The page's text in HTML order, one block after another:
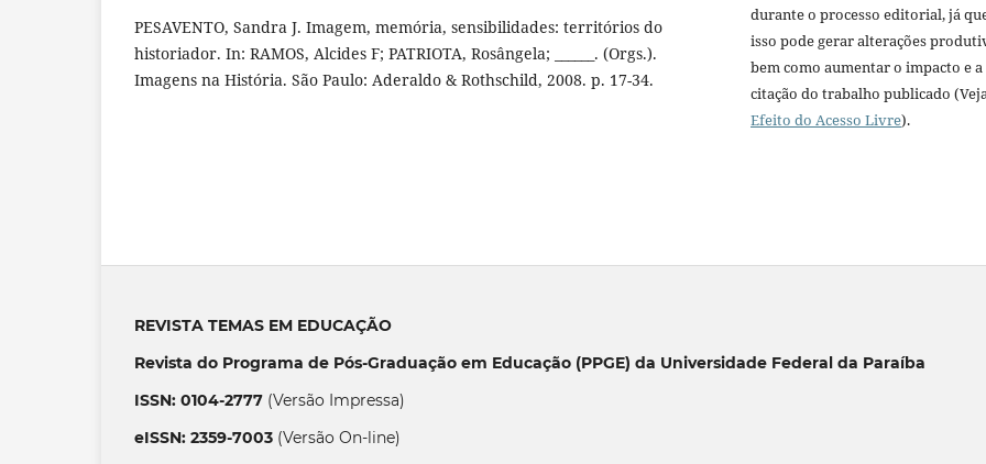
PESAVENTO, Sandra J. Imagem, memória, sensibilidades: territórios do
historiador. In: RAMOS, Alcides F; PATRIOTA, Rosângela; ______. (Orgs.).
Imagens na História. São Paulo: Aderaldo & Rothschild, 2008. p. 17-34.
durante o processo editorial, já
isso pode gerar alterações
bem como aumentar o impacto e a
citação do trabalho publicado
Efeito do Acesso Livre).
REVISTA TEMAS EM EDUCAÇÃO
Revista do Programa de Pós-Graduação em Educação (PPGE) da Universidade Federal da Paraíba
ISSN: 0104-2777 (Versão Impressa)
eISSN: 2359-7003 (Versão On-line)